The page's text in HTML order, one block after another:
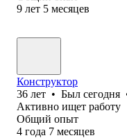
9 лет 5 месяцев
Конструктор
36 лет • Был сегодня
Активно ищет работу
Общий опыт
4 года 7 месяцев